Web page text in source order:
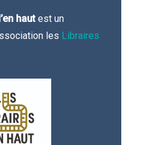
hautest un
les Libraires